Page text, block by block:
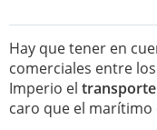
Hay que tener en
comerciales entre
Imperio el transporte
caro que el marítimo